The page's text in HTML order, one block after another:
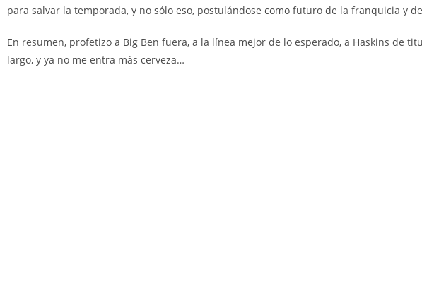
para salvar la temporada, y no sólo eso, postulándose como futuro de la franquicia y
En resumen, profetizo a Big Ben fuera, a la línea mejor de lo esperado, a Haskins de
largo, y ya no me entra más cerveza…